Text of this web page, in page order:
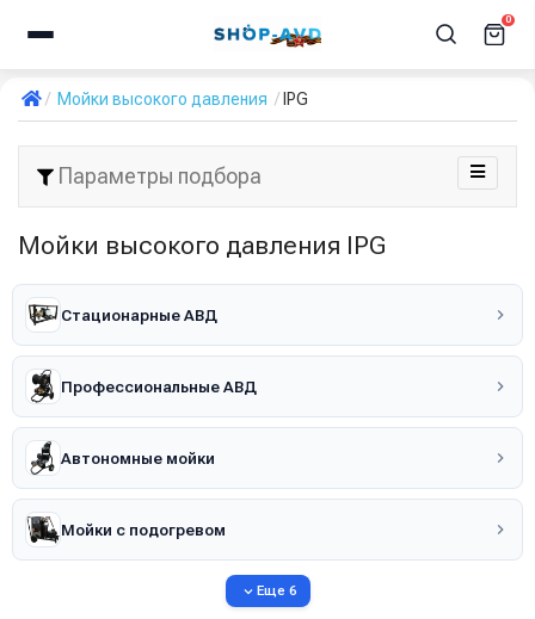
0
Мойки высокого давления IPG
Параметры подбора
Мойки высокого давления IPG
Стационарные АВД
Профессиональные АВД
Автономные мойки
Мойки с подогревом
Еще 6